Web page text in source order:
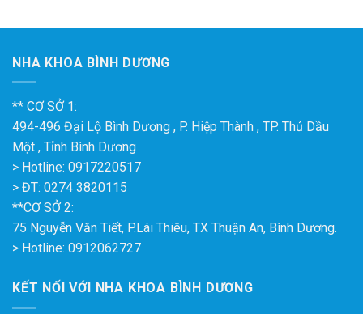
NHA KHOA BÌNH DƯƠNG
** CƠ SỞ 1:
494-496 Đại Lộ Bình Dương , P. Hiệp Thành , TP. Thủ Dầu
Một , Tỉnh Bình Dương
> Hotline: 0917220517
> ĐT: 0274 3820115
**CƠ SỞ 2:
75 Nguyễn Văn Tiết, P.Lái Thiêu, TX Thuận An, Bình Dương.
> Hotline: 0912062727
KẾT NỐI VỚI NHA KHOA BÌNH DƯƠNG